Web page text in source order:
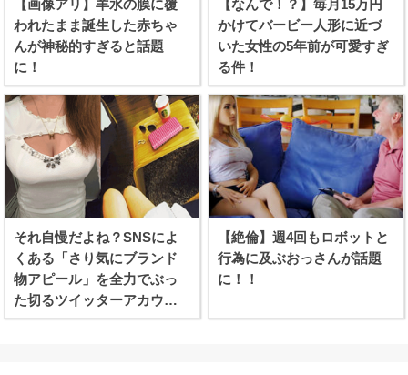
【画像アリ】羊水の膜に覆
われたまま誕生した赤ちゃ
んが神秘的すぎると話題
に！
【なんで！？】毎月15万円
かけてバービー人形に近づ
いた女性の5年前が可愛すぎ
る件！
それ自慢だよね？SNSによ
くある「さり気にブランド
物アピール」を全力でぶっ
た切るツイッターアカウン
トが話題に！
【絶倫】週4回もロボットと
行為に及ぶおっさんが話題
に！！